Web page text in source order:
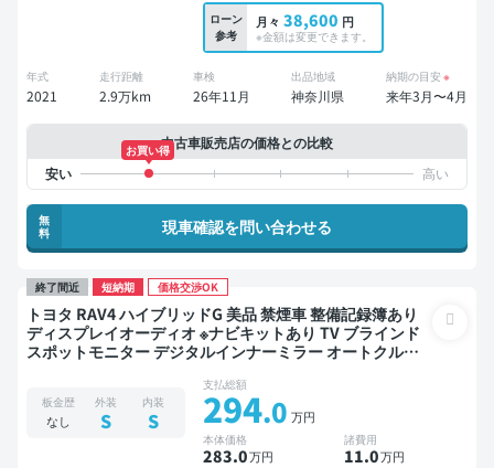
ローン
参考
月々 38,600 円
※金額は変更できます。
年式
2021
走行距離
2.9万km
車検
26年11月
出品地域
神奈川県
納期の目安 ※
来年3月〜4月
中古車販売店の価格との比較
お買い得
無
料
現車確認を問い合わせる
終了間近 短納期 価格交渉OK
トヨタ RAV4 ハイブリッドG 美品 禁煙車 整備記録簿あり
ディスプレイオーディオ ※ナビキットあり TV ブラインド
スポットモニター デジタルインナーミラー オートクルー
板金歴
なし
外装
S
内装
S
支払総額
294.0 万円
本体価格
283.0万円
諸費用
11.0万円